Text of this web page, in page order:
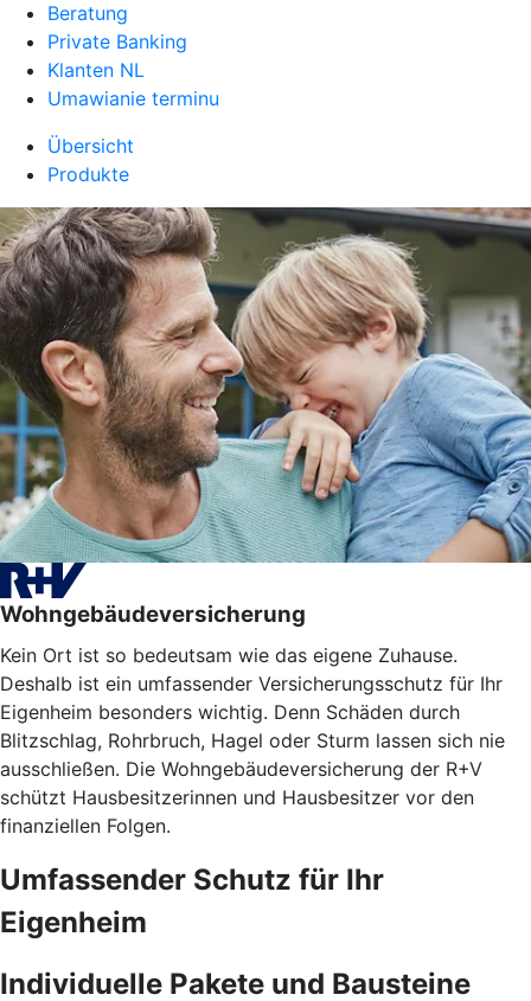
Beratung
Private Banking
Klanten NL
Umawianie terminu
Übersicht
Produkte
Wohngebäudeversicherung
Kein Ort ist so bedeutsam wie das eigene Zuhause.
Deshalb ist ein umfassender Versicherungsschutz für Ihr
Eigenheim besonders wichtig. Denn Schäden durch
Blitzschlag, Rohrbruch, Hagel oder Sturm lassen sich nie
ausschließen. Die Wohngebäudeversicherung der R+V
schützt Hausbesitzerinnen und Hausbesitzer vor den
finanziellen Folgen.
Umfassender Schutz für Ihr
Eigenheim
Individuelle Pakete und Bausteine